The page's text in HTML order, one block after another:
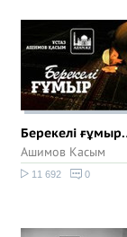
Берекелі
Ашимов Касым
11 692 0